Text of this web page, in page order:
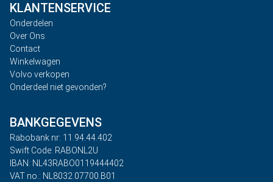
KLANTENSERVICE
Onderdelen
Over Ons
Contact
Winkelwagen
Volvo verkopen
Onderdeel niet gevonden?
BANKGEGEVENS
Rabobank nr: 11.94.44.402
Swift Code: RABONL2U
IBAN: NL43RABO0119444402
VAT no.: NL8032.07700.B01